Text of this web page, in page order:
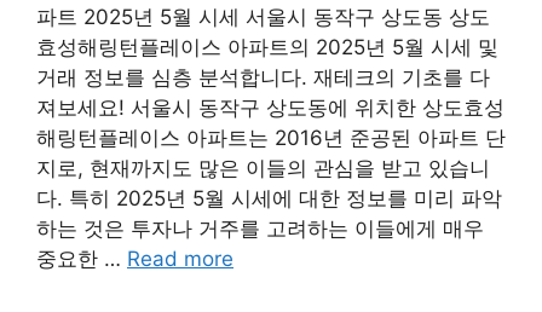
파트 2025년 5월 시세 서울시 동작구 상도동 상도
효성해링턴플레이스 아파트의 2025년 5월 시세 및
거래 정보를 심층 분석합니다. 재테크의 기초를 다
져보세요! 서울시 동작구 상도동에 위치한 상도효성
해링턴플레이스 아파트는 2016년 준공된 아파트 단
지로, 현재까지도 많은 이들의 관심을 받고 있습니
다. 특히 2025년 5월 시세에 대한 정보를 미리 파악
하는 것은 투자나 거주를 고려하는 이들에게 매우
중요한 … Read more